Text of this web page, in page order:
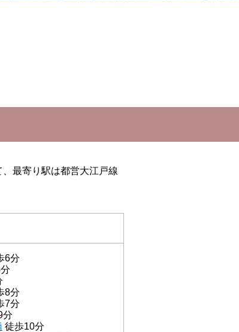
最寄り駅は都営大江戸線
6分
8分
7分
分
徒歩10分